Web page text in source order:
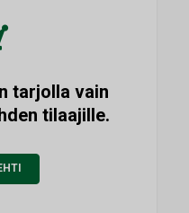
tarjolla vain
tilaajille.